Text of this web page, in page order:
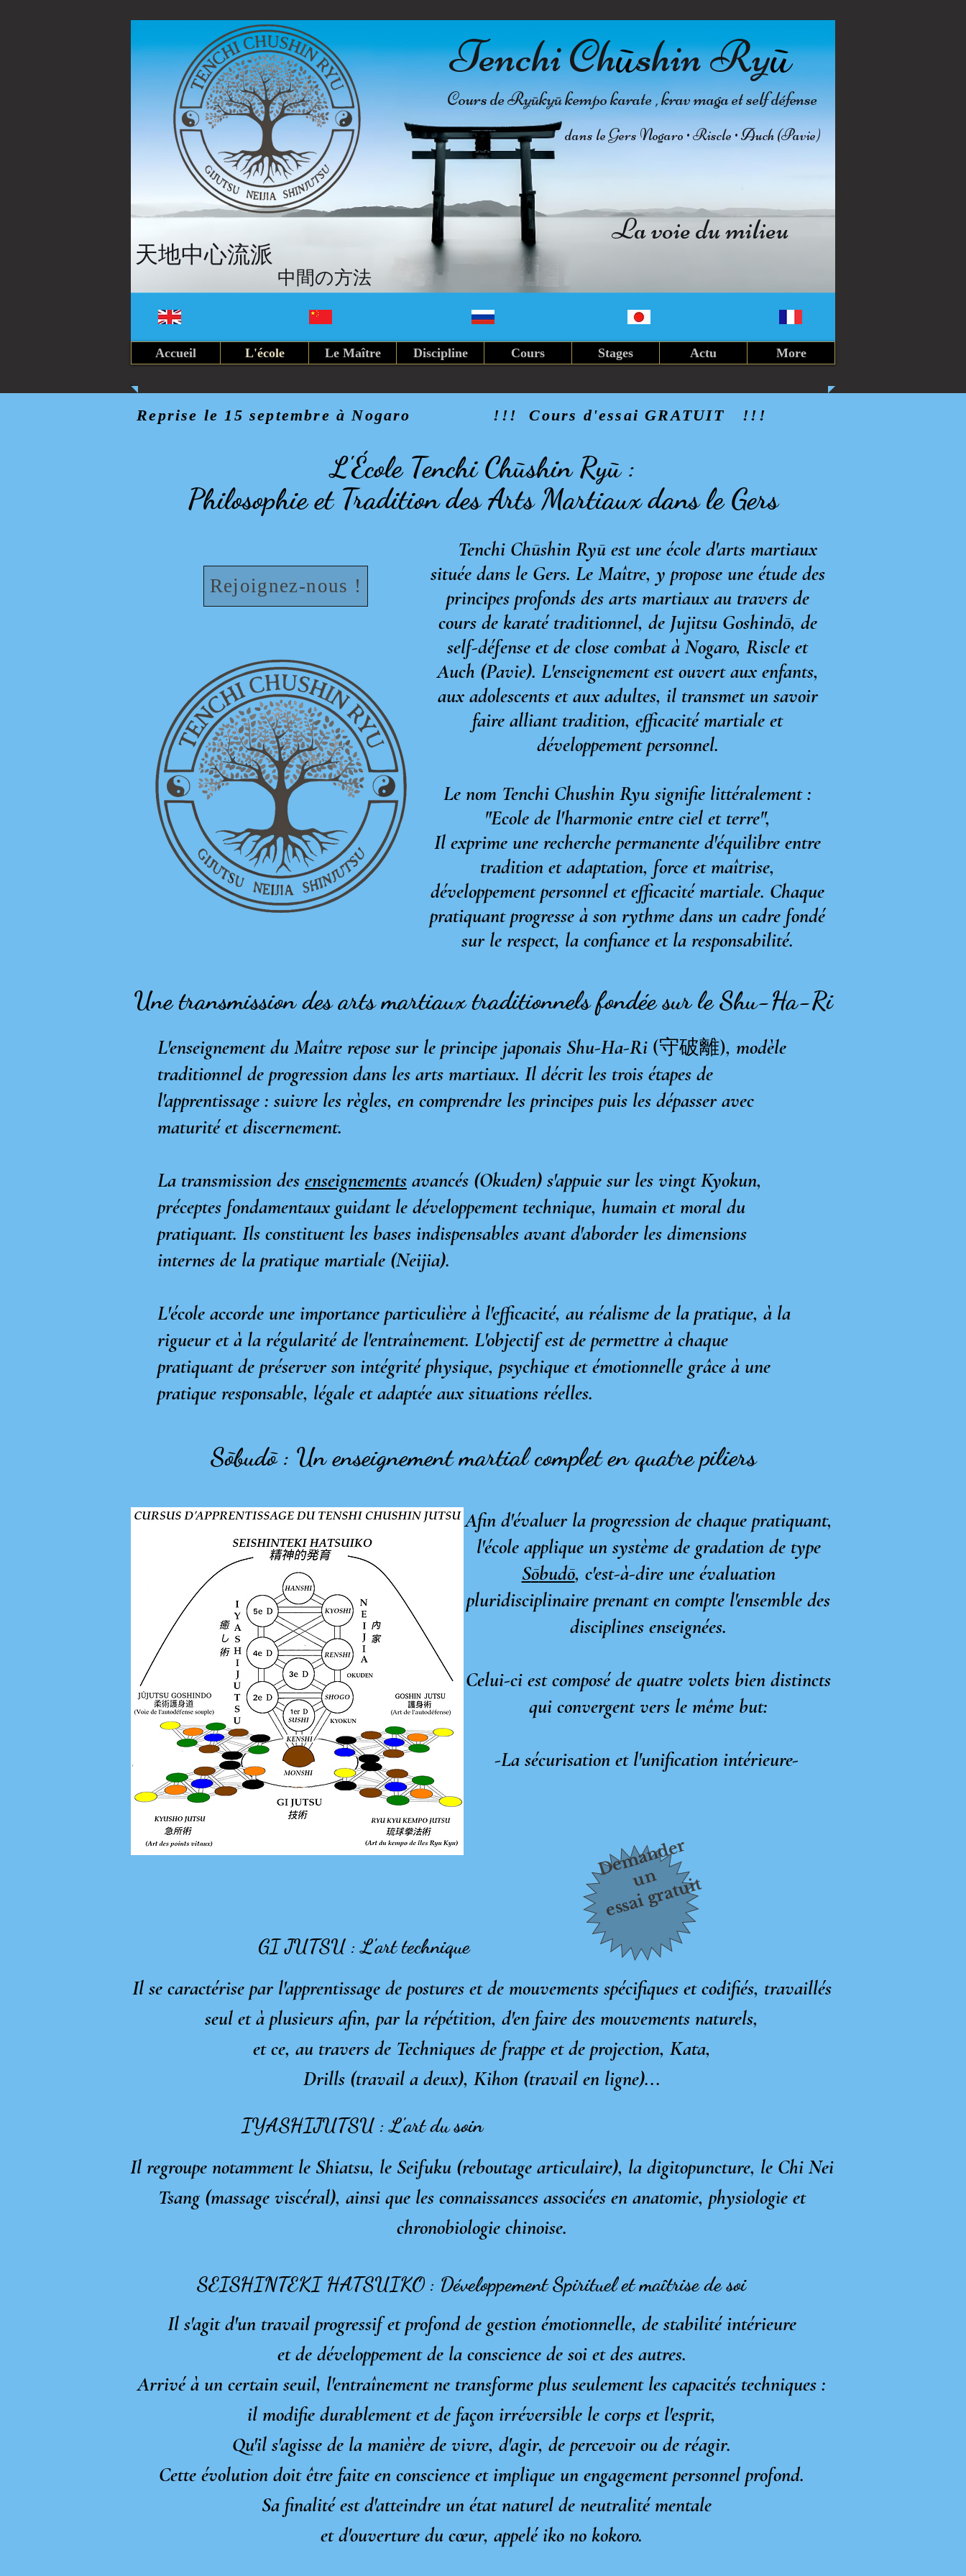
天地中心流派
中間の方法
Tenchi Chūshin Ryū
La voie du milieu
Cours de Ryūkyū kempo karate , krav maga et self défense
dans le Gers Nogaro • Riscle • Auch (Pavie)
Accueil L'école Le Maître Discipline Cours Stages Actu More
Reprise le 15 septembre à Nogaro              !!!  Cours d'essai GRATUIT   !!!
L'École Tenchi Chūshin Ryū :
Philosophie et Tradition des Arts Martiaux dans le Gers
Rejoignez-nous !
Tenchi Chūshin Ryū est une école d'arts martiaux
située dans le Gers. Le Maître, y propose une étude des
principes profonds des arts martiaux au travers de
cours de karaté traditionnel, de Jujitsu Goshindō, de
self-défense et de close combat à Nogaro, Riscle et
Auch (Pavie). L'enseignement est ouvert aux enfants,
aux adolescents et aux adultes, il transmet un savoir
faire alliant tradition, efficacité martiale et
développement personnel.
Le nom Tenchi Chushin Ryu signifie littéralement :
"Ecole de l'harmonie entre ciel et terre",
Il exprime une recherche permanente d'équilibre entre
tradition et adaptation, force et maîtrise,
développement personnel et efficacité martiale. Chaque
pratiquant progresse à son rythme dans un cadre fondé
sur le respect, la confiance et la responsabilité.
Une transmission des arts martiaux traditionnels fondée sur le Shu-Ha-Ri
L'enseignement du Maître repose sur le principe japonais Shu-Ha-Ri (守破離), modèle
traditionnel de progression dans les arts martiaux. Il décrit les trois étapes de
l'apprentissage : suivre les règles, en comprendre les principes puis les dépasser avec
maturité et discernement.
La transmission des enseignements avancés (Okuden) s'appuie sur les vingt Kyokun,
préceptes fondamentaux guidant le développement technique, humain et moral du
pratiquant. Ils constituent les bases indispensables avant d'aborder les dimensions
internes de la pratique martiale (Neijia).
​L'école accorde une importance particulière à l'efficacité, au réalisme de la pratique, à la
rigueur et à la régularité de l'entraînement. L'objectif est de permettre à chaque
pratiquant de préserver son intégrité physique, psychique et émotionnelle grâce à une
pratique responsable, légale et adaptée aux situations réelles.
Sōbudō : Un enseignement martial complet en quatre piliers
Afin d'évaluer la progression de chaque pratiquant,
l'école applique un système de gradation de type
Sōbudō, c'est-à-dire une évaluation
pluridisciplinaire prenant en compte l'ensemble des
disciplines enseignées.
Celui-ci est composé de quatre volets bien distincts
qui convergent vers le même but:
-La sécurisation et l'unification intérieure-
Demander
un
essai gratuit
GI JUTSU : L'art technique
Il se caractérise par l'apprentissage de postures et de mouvements spécifiques et codifiés, travaillés
seul et à plusieurs afin, par la répétition, d'en faire des mouvements naturels,
et ce, au travers de Techniques de frappe et de projection, Kata,
Drills (travail a deux), Kihon (travail en ligne)...
IYASHIJUTSU : L'art du soin
Il regroupe notamment le Shiatsu, le Seifuku (reboutage articulaire), la digitopuncture, le Chi Nei
Tsang (massage viscéral), ainsi que les connaissances associées en anatomie, physiologie et
chronobiologie chinoise.
SEISHINTEKI HATSUIKO : Développement Spirituel et maîtrise de soi
Il s'agit d'un travail progressif et profond de gestion émotionnelle, de stabilité intérieure
et de développement de la conscience de soi et des autres.
Arrivé à un certain seuil, l'entraînement ne transforme plus seulement les capacités techniques :
il modifie durablement et de façon irréversible le corps et l'esprit,
Qu'il s'agisse de la manière de vivre, d'agir, de percevoir ou de réagir.
Cette évolution doit être faite en conscience et implique un engagement personnel profond.
Sa finalité est d'atteindre un état naturel de neutralité mentale
et d'ouverture du cœur, appelé iko no kokoro.